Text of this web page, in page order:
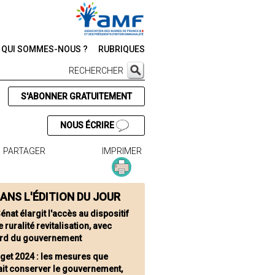
QUI SOMMES-NOUS ? RUBRIQUES
RECHERCHER
S'ABONNER GRATUITEMENT
NOUS ÉCRIRE
PARTAGER IMPRIMER
L'ÉDITION DU JOUR
élargit l'accès au dispositif
ruralité revitalisation, avec
du gouvernement
2024 : les mesures que
conserver le gouvernement,